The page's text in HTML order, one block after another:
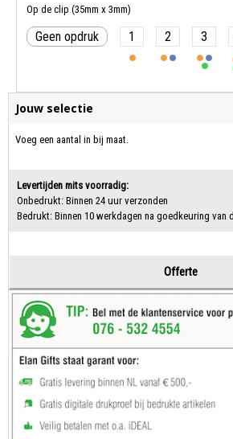
Op de clip (35mm x 3mm)
Geen opdruk 1 2 3
Jouw selectie
Voeg een aantal in bij maat.
Levertijden mits voorradig:
Onbedrukt: Binnen 24 uur verzonden
Bedrukt: Binnen 10 werkdagen na goedkeuring
Offerte